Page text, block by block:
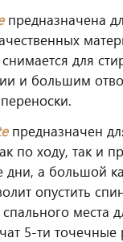
предназначена
для
и большим
предназначен
по ходу, так и
дни, а
опустить
места
5-ти